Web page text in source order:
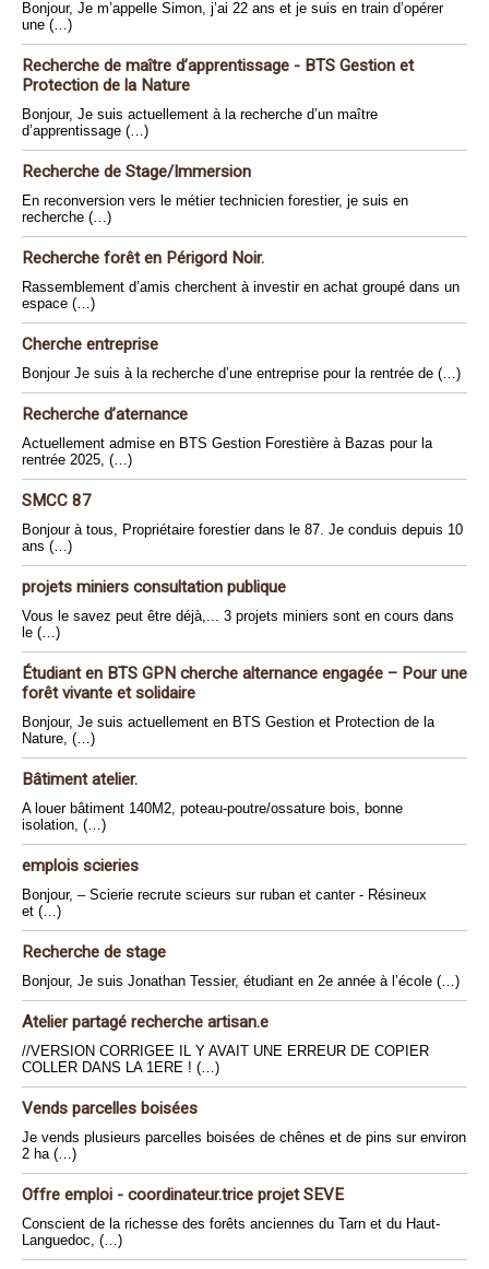
Bonjour, Je m’appelle Simon, j’ai 22 ans et je suis en train d’opérer
une (…)
Recherche de maître d’apprentissage - BTS Gestion et
Protection de la Nature
Bonjour, Je suis actuellement à la recherche d’un maître
d’apprentissage (…)
Recherche de Stage/Immersion
En reconversion vers le métier technicien forestier, je suis en
recherche (…)
Recherche forêt en Périgord Noir.
Rassemblement d’amis cherchent à investir en achat groupé dans un
espace (…)
Cherche entreprise
Bonjour Je suis à la recherche d’une entreprise pour la rentrée de (…)
Recherche d’aternance
Actuellement admise en BTS Gestion Forestière à Bazas pour la
rentrée 2025, (…)
SMCC 87
Bonjour à tous, Propriétaire forestier dans le 87. Je conduis depuis 10
ans (…)
projets miniers consultation publique
Vous le savez peut être déjà,... 3 projets miniers sont en cours dans
le (…)
Étudiant en BTS GPN cherche alternance engagée – Pour une
forêt vivante et solidaire
Bonjour, Je suis actuellement en BTS Gestion et Protection de la
Nature, (…)
Bâtiment atelier.
A louer bâtiment 140M2, poteau-poutre/ossature bois, bonne
isolation, (…)
emplois scieries
Bonjour, – Scierie recrute scieurs sur ruban et canter - Résineux
et (…)
Recherche de stage
Bonjour, Je suis Jonathan Tessier, étudiant en 2e année à l’école (…)
Atelier partagé recherche artisan.e
//VERSION CORRIGEE IL Y AVAIT UNE ERREUR DE COPIER
COLLER DANS LA 1ERE ! (…)
Vends parcelles boisées
Je vends plusieurs parcelles boisées de chênes et de pins sur environ
2 ha (…)
Offre emploi - coordinateur.trice projet SEVE
Conscient de la richesse des forêts anciennes du Tarn et du Haut-
Languedoc, (…)